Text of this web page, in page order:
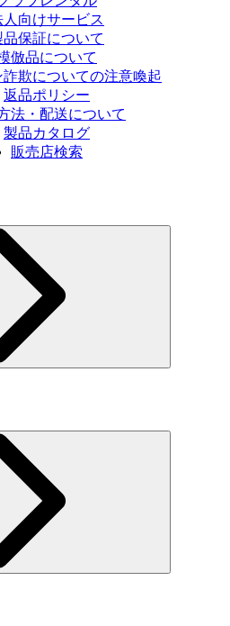
人向けサービス
品保証について
倣品について
欺についての注意喚起
返品ポリシー
法・配送について
製品カタログ
販売店検索
ティの取り組み（日本）
ィの取り組み（米国/英語）
ヒストリー
採用情報